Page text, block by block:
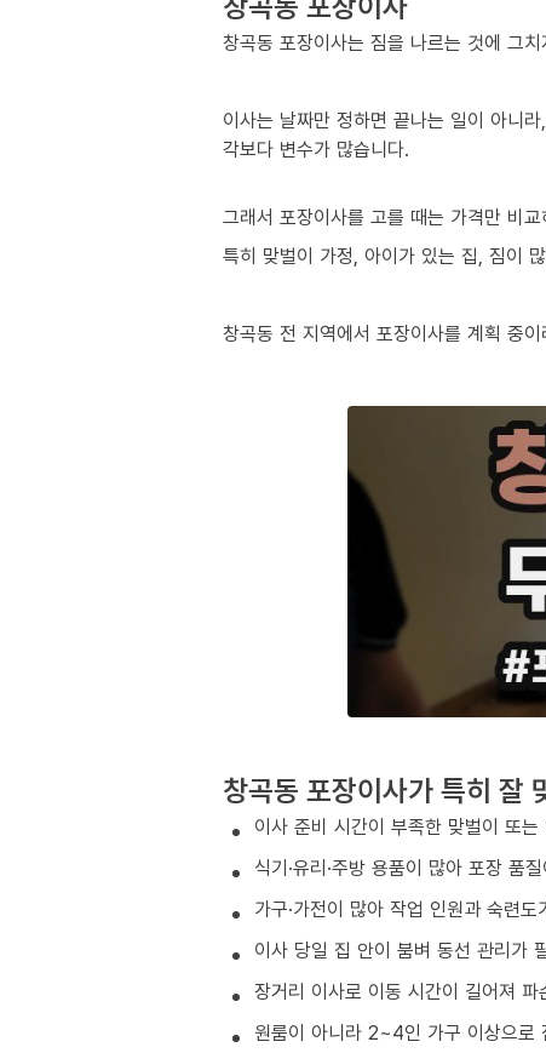
창곡동 포장이사는 짐을 나르는 것에 그
이사는 날짜만 정하면 끝나는 일이 아니
각보다 변수가 많습니다.
그래서 포장이사를 고를 때는 가격만 비
특히 맞벌이 가정, 아이가 있는 집, 짐이
창곡동 전 지역에서 포장이사를 계획 중
창곡동 포장이사가 특히 잘
이사 준비 시간이 부족한 맞벌이 또
식기·유리·주방 용품이 많아 포장 품
가구·가전이 많아 작업 인원과 숙련도
이사 당일 집 안이 붐벼 동선 관리가
장거리 이사로 이동 시간이 길어져 파
원룸이 아니라 2~4인 가구 이상으로